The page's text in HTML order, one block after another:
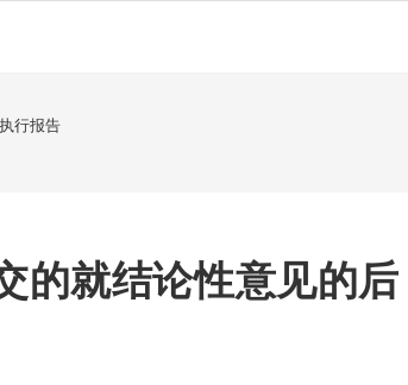
行报告
的就结论性意见的后